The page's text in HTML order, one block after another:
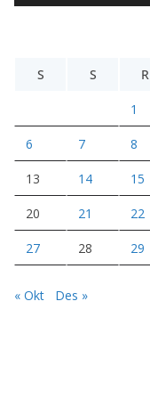
d
S
S R
1
6 7 8
13 14 15
20 21 22
27 28 29
« Okt Des »